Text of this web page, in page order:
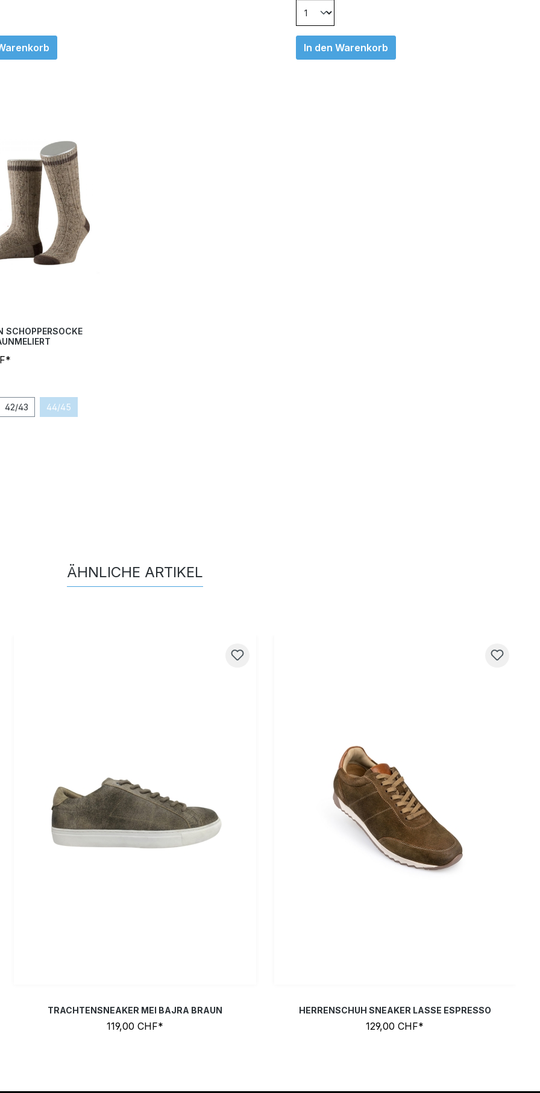
In den Warenkorb
SCHOPPERSOCKE
42/43 44/45
ÄHNLICHE ARTIKEL
TRACHTENSNEAKER MEI BAJRA BRAUN
119,00 CHF*
HERRENSCHUH SNEAKER LASSE ESPRESSO
129,00 CHF*